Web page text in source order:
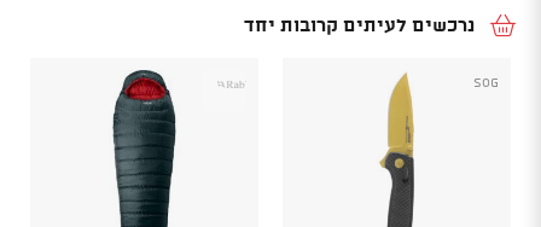
נרכשים לעיתים קרובות יחד
SOG